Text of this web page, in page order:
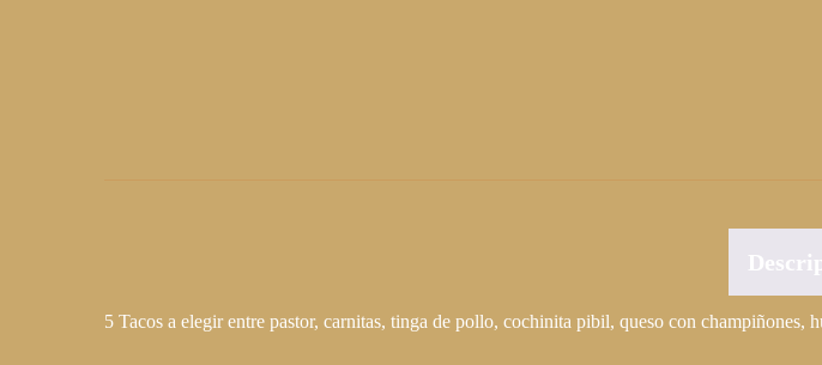
5 Tacos a elegir entre pastor, carnitas, tinga de pollo, cochinita pibil, queso con champiñones,